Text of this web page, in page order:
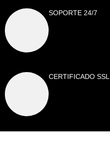
SOPORTE 24/7
CERTIFICADO SSL